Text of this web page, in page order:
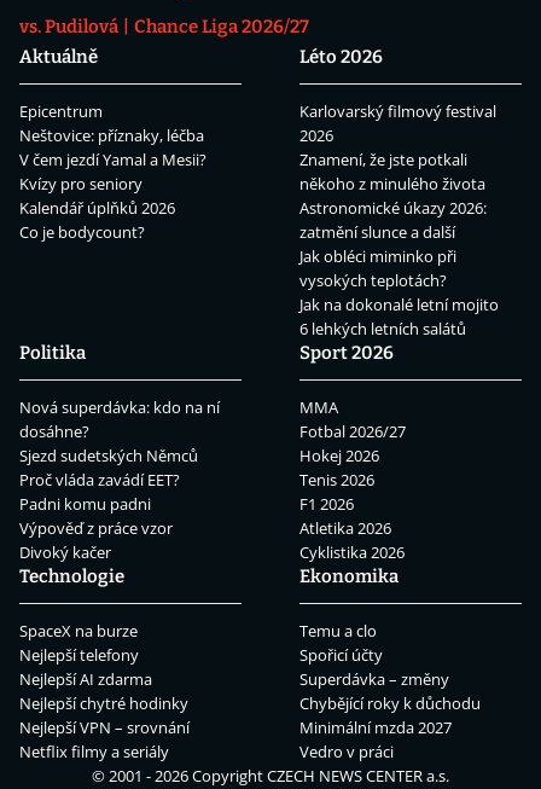
vs. Pudilová
Chance Liga 2026/27
Aktuálně
Epicentrum
Neštovice: příznaky, léčba
V čem jezdí Yamal a Mesii?
Kvízy pro seniory
Kalendář úplňků 2026
Co je bodycount?
Léto 2026
Karlovarský filmový festival
2026
Znamení, že jste potkali
někoho z minulého života
Astronomické úkazy 2026:
zatmění slunce a další
Jak obléci miminko při
vysokých teplotách?
Jak na dokonalé letní mojito
6 lehkých letních salátů
Politika
Nová superdávka: kdo na ní
dosáhne?
Sjezd sudetských Němců
Proč vláda zavádí EET?
Padni komu padni
Výpověď z práce vzor
Divoký kačer
Sport 2026
MMA
Fotbal 2026/27
Hokej 2026
Tenis 2026
F1 2026
Atletika 2026
Cyklistika 2026
Technologie
SpaceX na burze
Nejlepší telefony
Nejlepší AI zdarma
Nejlepší chytré hodinky
Nejlepší VPN – srovnání
Netflix filmy a seriály
Ekonomika
Temu a clo
Spořicí účty
Superdávka – změny
Chybějící roky k důchodu
Minimální mzda 2027
Vedro v práci
© 2001 - 2026 CopyrightCZECH NEWS CENTER a.s.